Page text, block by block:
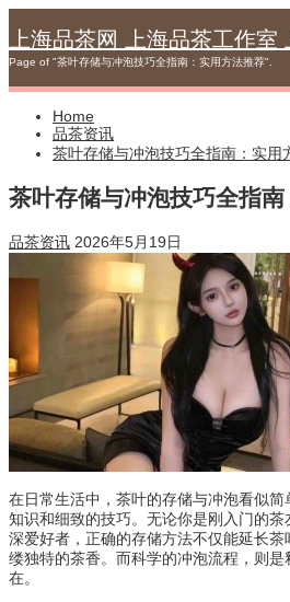
to
content
上海品茶网 上海品茶工作
Page of "茶叶存储与冲泡技巧全指南：实用方法推荐".
Home
品茶资讯
茶叶存储与冲泡技巧全指南：实用
茶叶存储与冲泡技巧全指
品茶资讯 2026年5月19日
在日常生活中，茶叶的存储与冲泡看似
知识和细致的技巧。无论你是刚入门的
深爱好者，正确的存储方法不仅能延长
缕独特的茶香。而科学的冲泡流程，则
在。